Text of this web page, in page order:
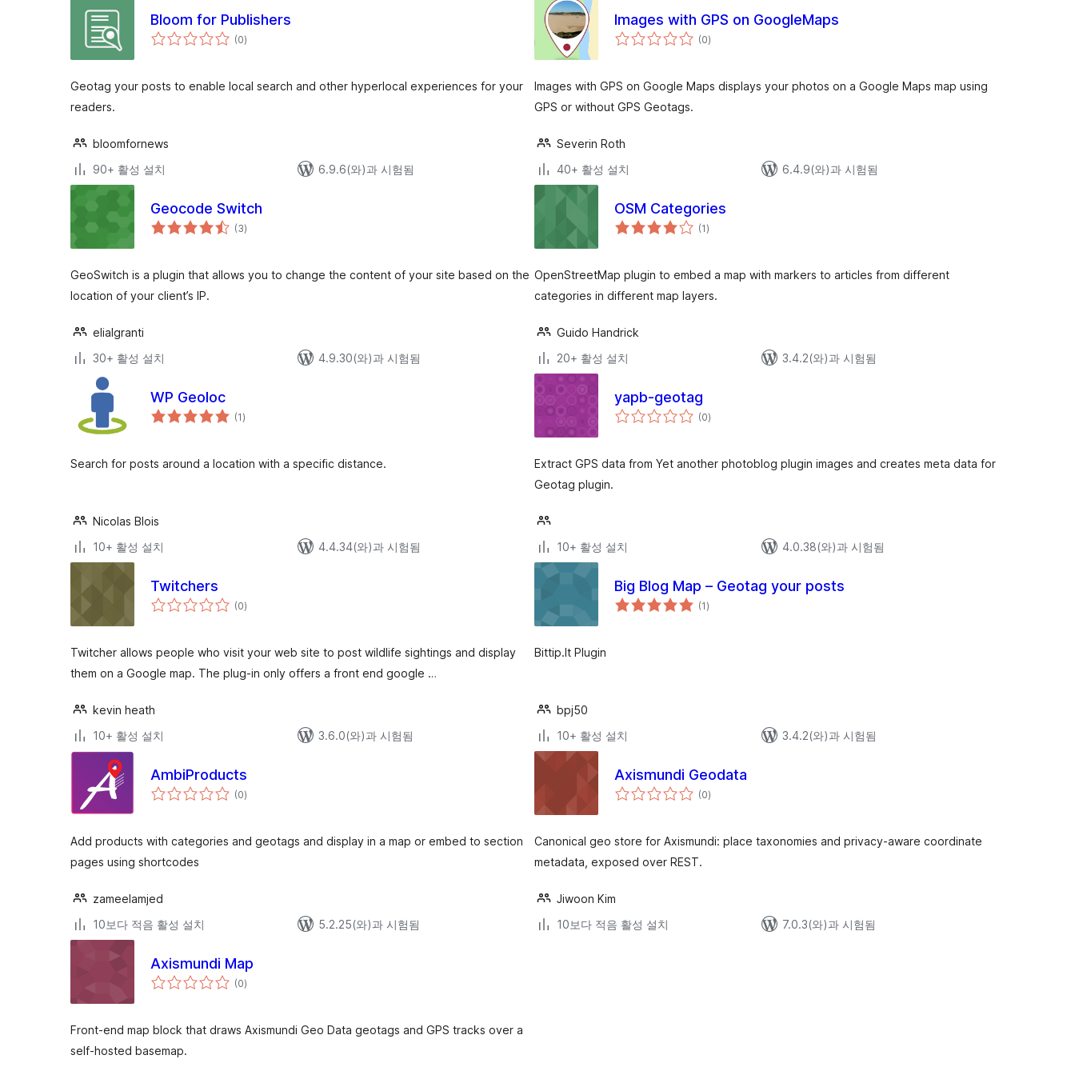
Bloom for Publishers
(0전
체)
Geotag your posts to enable local search and other hyperlocal experiences for your
readers.
bloomfornews
90+ 활성 설치
6.9.6(와)과 시험됨
Images with GPS on GoogleMaps
(0전
체)
Images with GPS on Google Maps displays your photos on a Google Maps map using
GPS or without GPS Geotags.
Severin Roth
40+ 활성 설치
6.4.9(와)과 시험됨
Geocode Switch
(3전
체)
GeoSwitch is a plugin that allows you to change the content of your site based on the
location of your client’s IP.
elialgranti
30+ 활성 설치
4.9.30(와)과 시험됨
OSM Categories
(1전
체)
OpenStreetMap plugin to embed a map with markers to articles from different
categories in different map layers.
Guido Handrick
20+ 활성 설치
3.4.2(와)과 시험됨
WP Geoloc
(1전
체)
Search for posts around a location with a specific distance.
Nicolas Blois
10+ 활성 설치
4.4.34(와)과 시험됨
yapb-geotag
(0전
체)
Extract GPS data from Yet another photoblog plugin images and creates meta data for
Geotag plugin.
10+ 활성 설치 4.0.38(와)과 시험됨
Twitchers
(0전
체)
Twitcher allows people who visit your web site to post wildlife sightings and display
them on a Google map. The plug-in only offers a front end google …
kevin heath
10+ 활성 설치
3.6.0(와)과 시험됨
Big Blog Map – Geotag your posts
(1전
체)
Bittip.It Plugin
bpj50
10+ 활성 설치
3.4.2(와)과 시험됨
AmbiProducts
(0전
체)
Add products with categories and geotags and display in a map or embed to section
pages using shortcodes
zameelamjed
10보다 적음 활성 설치
5.2.25(와)과 시험됨
Axismundi Geodata
(0전
체)
Canonical geo store for Axismundi: place taxonomies and privacy-aware coordinate
metadata, exposed over REST.
Jiwoon Kim
10보다 적음 활성 설치
7.0.3(와)과 시험됨
Axismundi Map
(0전
체)
Front-end map block that draws Axismundi Geo Data geotags and GPS tracks over a
self-hosted basemap.